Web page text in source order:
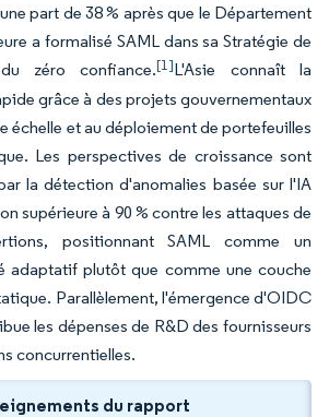
part de 38 % après que le Département
a formalisé SAML dans sa Stratégie de
zéro confiance.[1]L'Asie connaît la
grâce à des projets gouvernementaux
échelle et au déploiement de portefeuilles
Les perspectives de croissance sont
la détection d'anomalies basée sur l'IA
supérieure à 90 % contre les attaques de
positionnant SAML comme un
adaptatif plutôt que comme une couche
Parallèlement, l'émergence d'OIDC
les dépenses de R&D des fournisseurs
concurrentielles.
du rapport